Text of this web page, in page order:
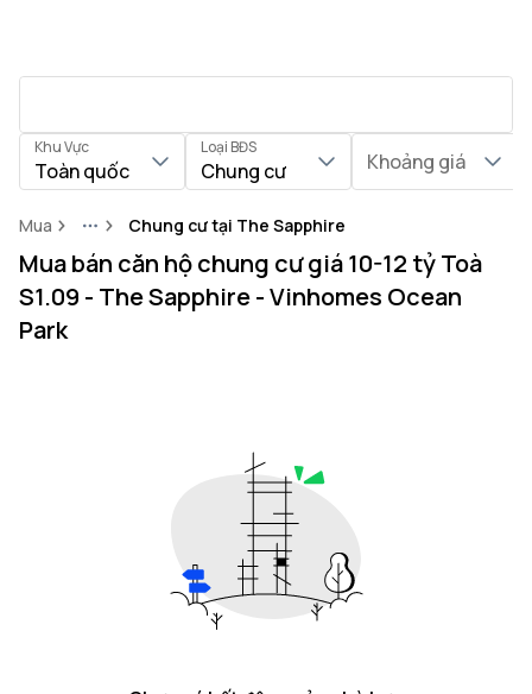
Khu Vực
Toàn quốc
Loại BĐS
Chung cư Khoảng giá
Mua MoreChung cư tại The Sapphire
Mua bán căn hộ chung cư giá 10-12 tỷ Toà
S1.09 - The Sapphire - Vinhomes Ocean
Park